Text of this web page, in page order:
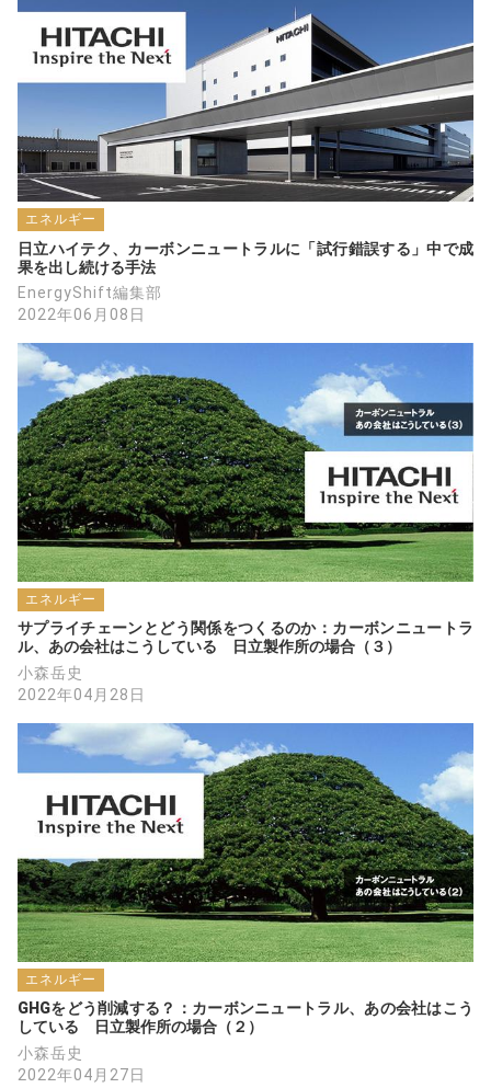
エネルギー
日立ハイテク、カーボンニュートラルに「試行錯誤する」中で成
果を出し続ける手法
EnergyShift編集部
2022年06月08日
エネルギー
サプライチェーンとどう関係をつくるのか：カーボンニュートラ
ル、あの会社はこうしている　日立製作所の場合（３）
小森岳史
2022年04月28日
エネルギー
GHGをどう削減する？：カーボンニュートラル、あの会社はこう
している　日立製作所の場合（２）
小森岳史
2022年04月27日